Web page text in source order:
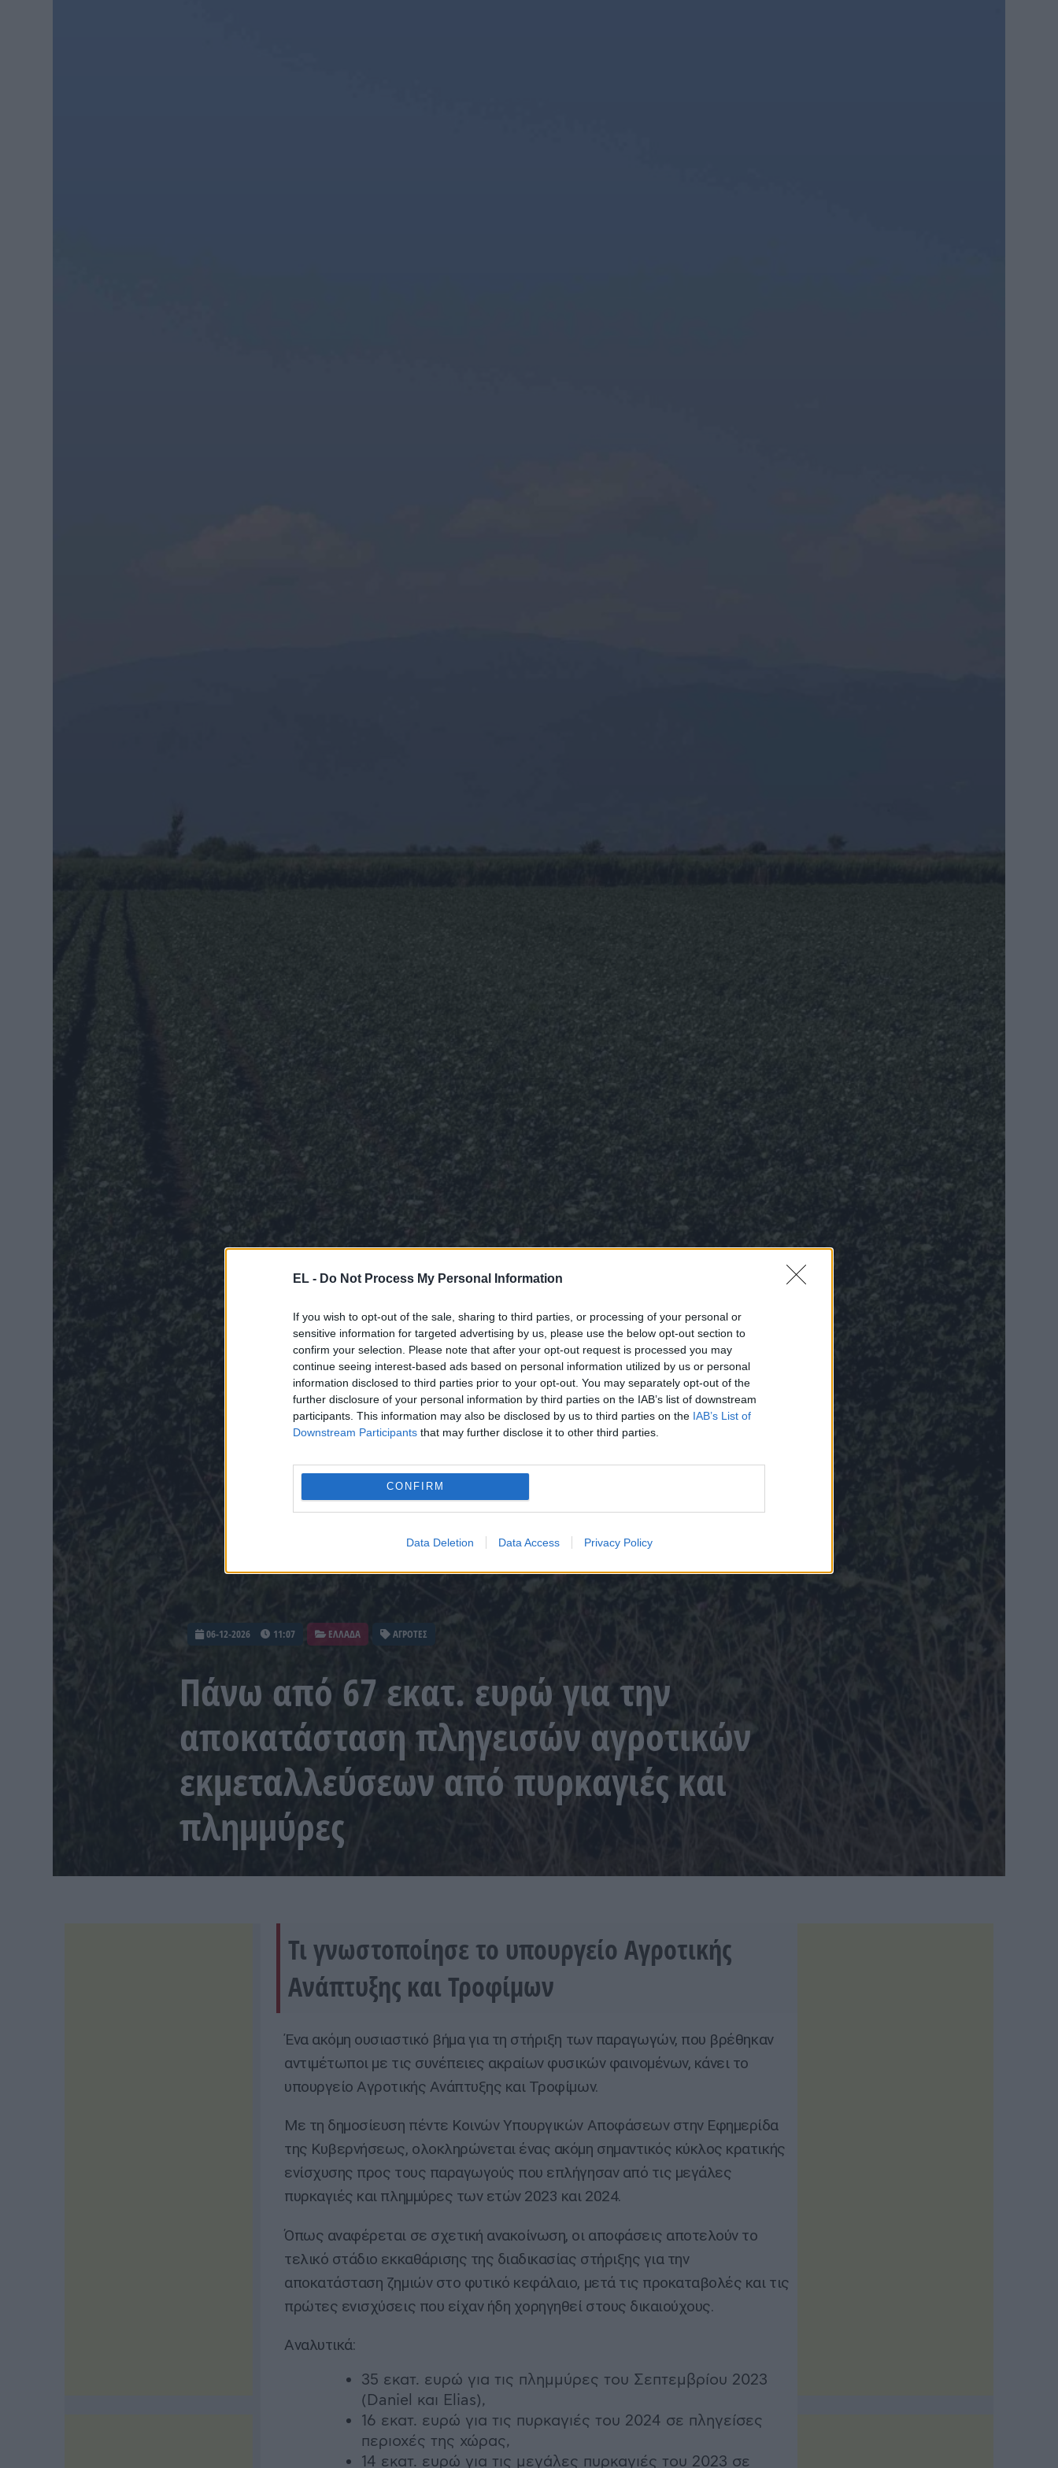
EL - Do Not Process My Personal Information
If you wish to opt-out of the sale, sharing to third parties, or processing of your personal or
sensitive information for targeted advertising by us, please use the below opt-out section to
confirm your selection. Please note that after your opt-out request is processed you may
continue seeing interest-based ads based on personal information utilized by us or personal
information disclosed to third parties prior to your opt-out. You may separately opt-out of the
further disclosure of your personal information by third parties on the IAB’s list of downstream
participants. This information may also be disclosed by us to third parties on the IAB’s List of
Downstream Participants that may further disclose it to other third parties.
CONFIRM
Data Deletion Data Access Privacy Policy
06-12-2026 11:07 ΕΛΛΑΔΑ ΑΓΡΟΤΕΣ
Πάνω από 67 εκατ. ευρώ για την
αποκατάσταση πληγεισών αγροτικών
εκμεταλλεύσεων από πυρκαγιές και
πλημμύρες
Τι γνωστοποίησε το υπουργείο Αγροτικής
Ανάπτυξης και Τροφίμων
Ένα ακόμη ουσιαστικό βήμα για τη στήριξη των παραγωγών, που βρέθηκαν
αντιμέτωποι με τις συνέπειες ακραίων φυσικών φαινομένων, κάνει το
υπουργείο Αγροτικής Ανάπτυξης και Τροφίμων.
Με τη δημοσίευση πέντε Κοινών Υπουργικών Αποφάσεων στην Εφημερίδα
της Κυβερνήσεως, ολοκληρώνεται ένας ακόμη σημαντικός κύκλος κρατικής
ενίσχυσης προς τους παραγωγούς που επλήγησαν από τις μεγάλες
πυρκαγιές και πλημμύρες των ετών 2023 και 2024.
Όπως αναφέρεται σε σχετική ανακοίνωση, οι αποφάσεις αποτελούν το
τελικό στάδιο εκκαθάρισης της διαδικασίας στήριξης για την
αποκατάσταση ζημιών στο φυτικό κεφάλαιο, μετά τις προκαταβολές και τις
πρώτες ενισχύσεις που είχαν ήδη χορηγηθεί στους δικαιούχους.
Αναλυτικά:
35 εκατ. ευρώ για τις πλημμύρες του Σεπτεμβρίου 2023
(Daniel και Elias),
16 εκατ. ευρώ για τις πυρκαγιές του 2024 σε πληγείσες
περιοχές της χώρας,
14 εκατ. ευρώ για τις μεγάλες πυρκαγιές του 2023 σε